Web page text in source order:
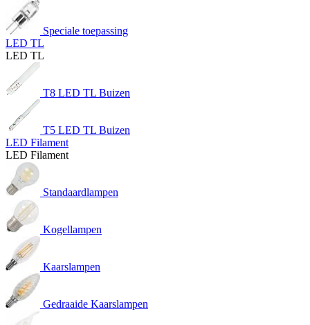
Speciale toepassing
LED TL
LED TL
T8 LED TL Buizen
T5 LED TL Buizen
LED Filament
LED Filament
Standaardlampen
Kogellampen
Kaarslampen
Gedraaide Kaarslampen